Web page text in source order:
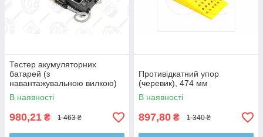
Тестер акумуляторних
батарей (з
навантажувальною вилкою)
DK24-2014 (навантажувальна
вилка) Дорожня Карта
В наявності
980,21 ₴ 1 463 ₴
Противідкатний упор
(черевик), 474 мм
В наявності
897,80 ₴ 1 340 ₴